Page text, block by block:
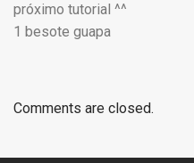
próximo tutorial ^^
1 besote guapa
Comments are closed.